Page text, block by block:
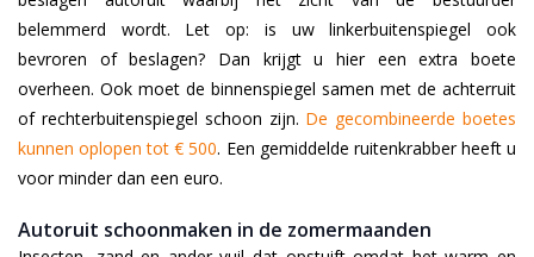
belemmerd wordt. Let op: is uw linkerbuitenspiegel ook
bevroren of beslagen? Dan krijgt u hier een extra boete
overheen. Ook moet de binnenspiegel samen met de achterruit
of rechterbuitenspiegel schoon zijn. De gecombineerde boetes
kunnen oplopen tot € 500. Een gemiddelde ruitenkrabber heeft u
voor minder dan een euro.
Autoruit schoonmaken in de zomermaanden